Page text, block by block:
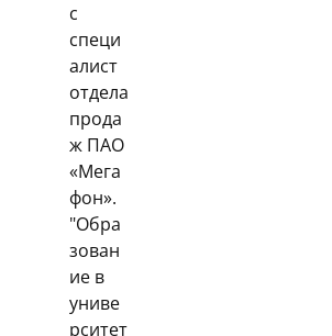
с
специ
алист
отдела
прода
ж ПАО
«Мега
фон».
"Обра
зован
ие в
униве
рситет